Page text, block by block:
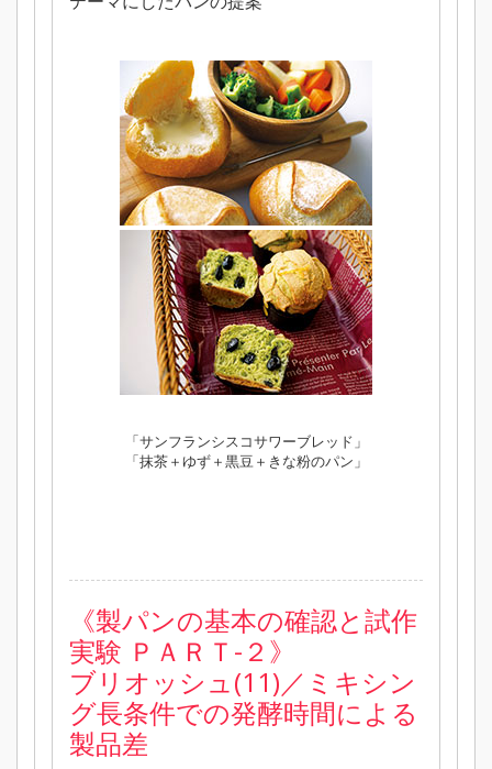
「サンフランシスコサワーブレッド」
「抹茶＋ゆず＋黒豆＋きな粉のパン」
《製パンの基本の確認と試作
実験 ＰＡＲＴ-２》
ブリオッシュ(11)／ミキシン
グ長条件での発酵時間による
製品差